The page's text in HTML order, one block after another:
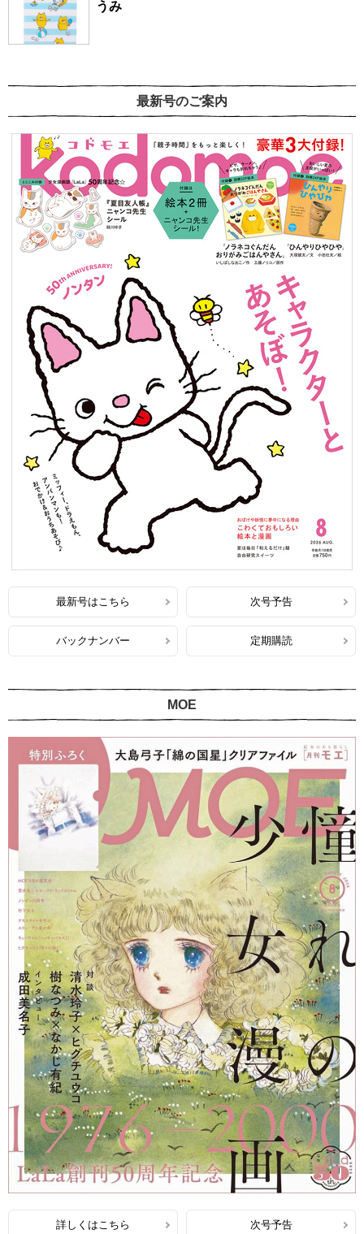
うみ
最新号のご案内
最新号はこちら 次号予告
バックナンバー 定期購読
MOE
詳しくはこちら 次号予告